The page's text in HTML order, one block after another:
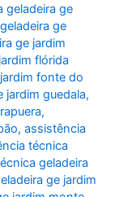
geladeira ge
ge
ge jardim
flórida
fonte do
jardim guedala,
,
,assistência
técnica
geladeira
ge jardim